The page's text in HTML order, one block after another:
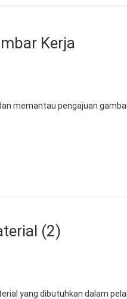
Kerja
memantau pengajuan
(2)
yang dibutuhkan dalam